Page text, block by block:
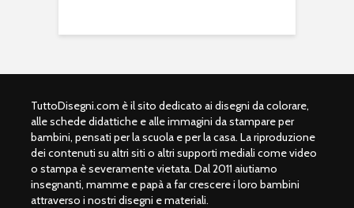
TuttoDisegni.com è il sito dedicato ai disegni da colorare,
alle schede didattiche e alle immagini da stampare per
bambini, pensati per la scuola e per la casa. La riproduzione
dei contenuti su altri siti o altri supporti mediali come video
o stampa è severamente vietata. Dal 2011 aiutiamo
insegnanti, mamme e papà a far crescere i loro bambini
attraverso i nostri disegni e materiali.